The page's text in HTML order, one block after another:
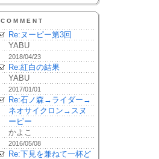
COMMENT
Re:ヌーピー第3回
YABU
2018/04/23
Re:紅白の結果
YABU
2017/01/01
Re:石ノ森→ライダー→
ネオサイクロン→スヌ
ーピー
かよこ
2016/05/08
Re:下見を兼ねて一杯ど